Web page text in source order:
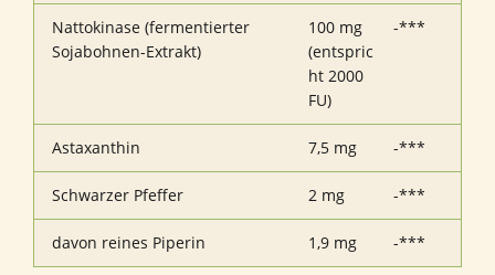
Nattokinase (fermentierter
Sojabohnen-Extrakt)
100 mg
(entspric
ht 2000
FU)
-***
Astaxanthin 7,5 mg -***
Schwarzer Pfeffer 2 mg -***
davon reines Piperin 1,9 mg -***